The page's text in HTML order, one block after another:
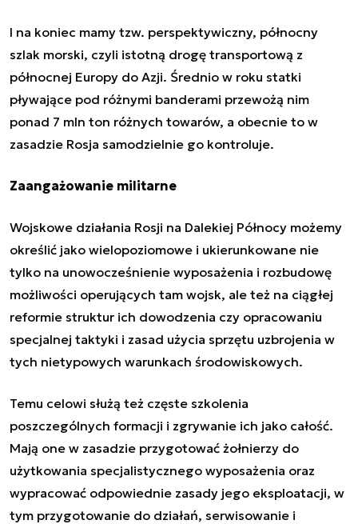
I na koniec mamy tzw. perspektywiczny, północny
szlak morski, czyli istotną drogę transportową z
północnej Europy do Azji. Średnio w roku statki
pływające pod różnymi banderami przewożą nim
ponad 7 mln ton różnych towarów, a obecnie to w
zasadzie Rosja samodzielnie go kontroluje.
Zaangażowanie militarne
Wojskowe działania Rosji na Dalekiej Północy możemy
określić jako wielopoziomowe i ukierunkowane nie
tylko na unowocześnienie wyposażenia i rozbudowę
możliwości operujących tam wojsk, ale też na ciągłej
reformie struktur ich dowodzenia czy opracowaniu
specjalnej taktyki i zasad użycia sprzętu uzbrojenia w
tych nietypowych warunkach środowiskowych.
Temu celowi służą też częste szkolenia
poszczególnych formacji i zgrywanie ich jako całość.
Mają one w zasadzie przygotować żołnierzy do
użytkowania specjalistycznego wyposażenia oraz
wypracować odpowiednie zasady jego eksploatacji, w
tym przygotowanie do działań, serwisowanie i